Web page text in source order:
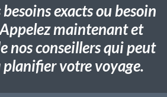
besoins exacts ou besoin
maintenant et
nos conseillers qui peut
planifier votre voyage.